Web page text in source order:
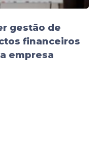
gestão de
financeiros
empresa